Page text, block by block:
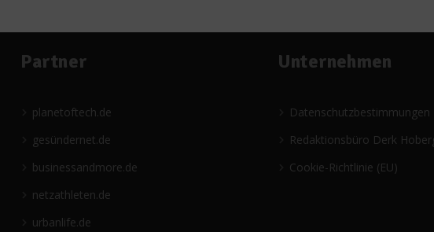
Partner
planetoftech.de
gesündernet.de
businessandmore.de
netzathleten.de
urbanlife.de
Unternehmen
Datenschutzbestimmungen
Redaktionsbüro Derk
Cookie-Richtlinie (EU)